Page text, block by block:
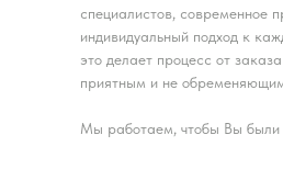
специалистов, современное
индивидуальный подход к
это делает процесс от
приятным и не
Мы работаем, чтобы Вы были